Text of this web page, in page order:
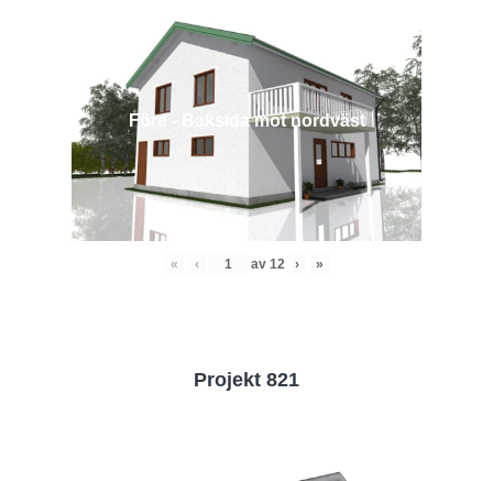
Före - Baksida mot nordväst
« ‹ av 12 › »
Projekt 821